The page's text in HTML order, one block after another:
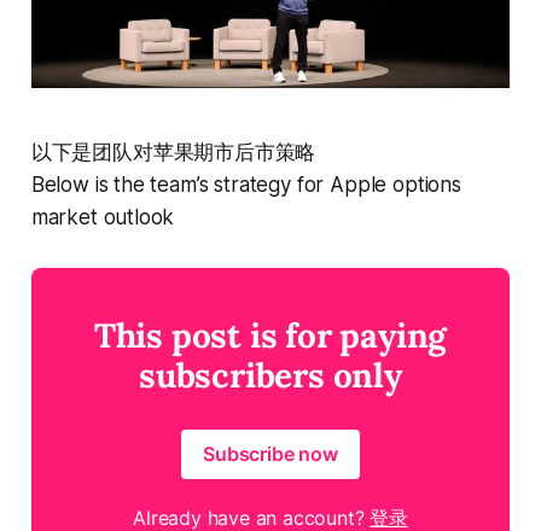
以下是团队对苹果期市后市策略
Below is the team’s strategy for Apple options
market outlook
This post is for paying
subscribers only
Subscribe now
Already have an account?登录